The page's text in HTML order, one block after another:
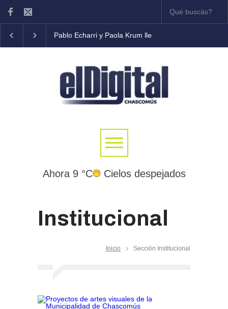
Pablo Echarri y Paola Krum llegan al Teatro Municipal
Ahora 9 °C Cielos despejados
Institucional
Inicio Sección Institucional